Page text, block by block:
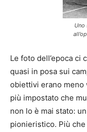
Uno
Le foto dell’epoca ci
quasi in posa sui
obiettivi erano meno
più impostato che
non lo è mai stato:
pionieristico. Più